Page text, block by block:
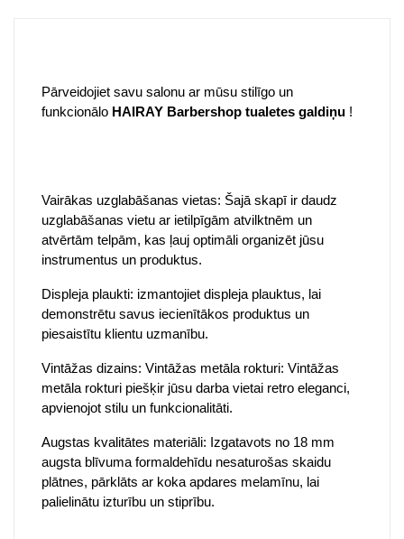
Pārveidojiet savu salonu ar mūsu stilīgo un
funkcionālo HAIRAY Barbershop tualetes galdiņu !
Vairākas uzglabāšanas vietas: Šajā skapī ir daudz
uzglabāšanas vietu ar ietilpīgām atvilktnēm un
atvērtām telpām, kas ļauj optimāli organizēt jūsu
instrumentus un produktus.
Displeja plaukti: izmantojiet displeja plauktus, lai
demonstrētu savus iecienītākos produktus un
piesaistītu klientu uzmanību.
Vintāžas dizains: Vintāžas metāla rokturi: Vintāžas
metāla rokturi piešķir jūsu darba vietai retro eleganci,
apvienojot stilu un funkcionalitāti.
Augstas kvalitātes materiāli: Izgatavots no 18 mm
augsta blīvuma formaldehīdu nesaturošas skaidu
plātnes, pārklāts ar koka apdares melamīnu, lai
palielinātu izturību un stiprību.